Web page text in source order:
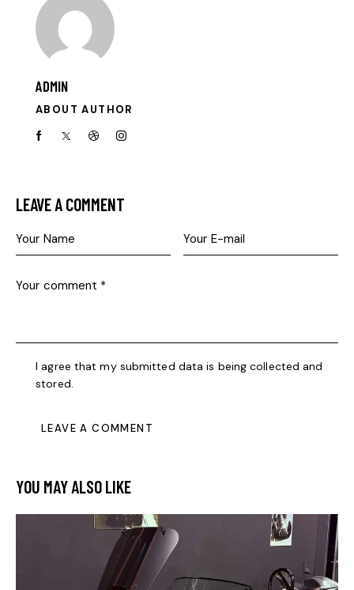
ADMIN
ABOUT AUTHOR
LEAVE A COMMENT
I agree that my submitted data is being collected and
stored.
YOU MAY ALSO LIKE